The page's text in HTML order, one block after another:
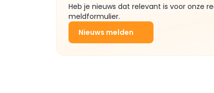
Heb je nieuws dat relevant is voor onze
meldformulier.
Nieuws melden